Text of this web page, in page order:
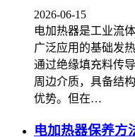
2026-06-15
电加热器是工业流
广泛应用的基础发
通过绝缘填充料传
周边介质，具备结
优势。但在…
电加热器保养方